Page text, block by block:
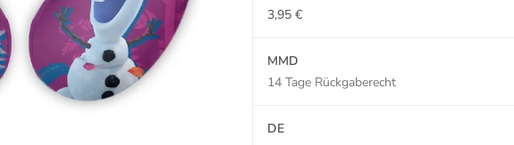
3,95 €
MMD
14 Tage Rückgaberecht
DE